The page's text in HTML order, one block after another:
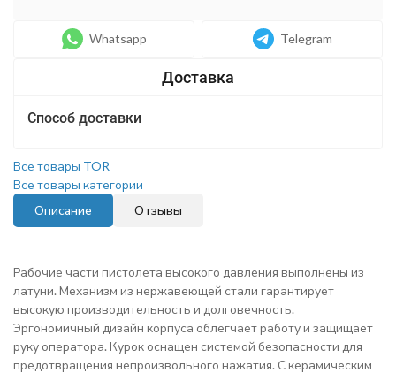
Whatsapp Telegram
Способ доставки
Все товары TOR
Все товары категории
Описание
Отзывы
Рабочие части пистолета высокого давления выполнены из
латуни. Механизм из нержавеющей стали гарантирует
высокую производительность и долговечность.
Эргономичный дизайн корпуса облегчает работу и защищает
руку оператора. Курок оснащен системой безопасности для
предотвращения непроизвольного нажатия. С керамическим